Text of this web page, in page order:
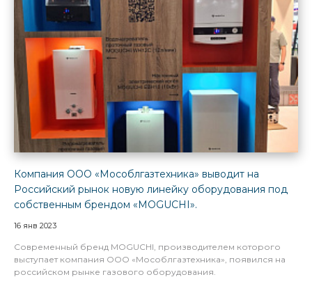
Компания ООО «Мособлгазтехника» выводит на
Российский рынок новую линейку оборудования под
собственным брендом «MOGUCHI».
16 янв 2023
Современный бренд MОGUCHI, производителем которого
выступает компания ООО «Мособлгазтехника», появился на
российском рынке газового оборудования.